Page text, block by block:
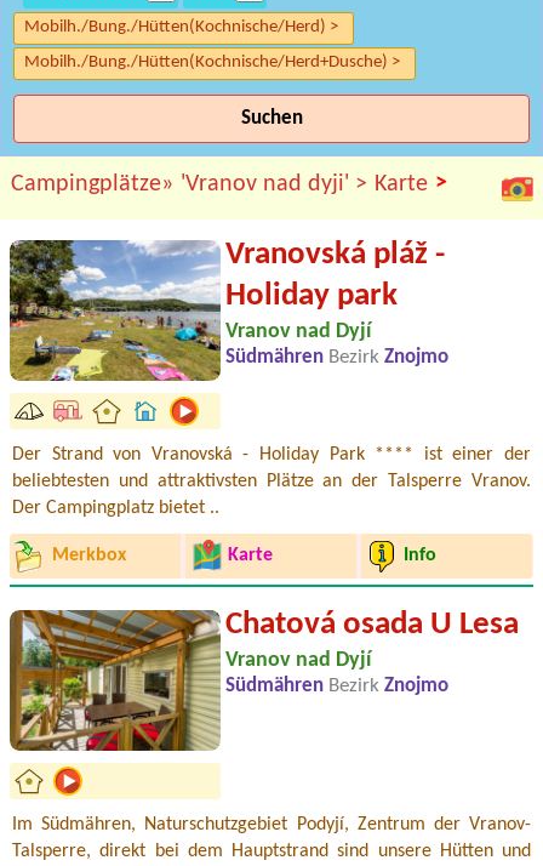
Mobilh./Bung./Hütten(Kochnische/Herd) >
Mobilh./Bung./Hütten(Kochnische/Herd+Dusche) >
Suchen
Campingplätze» 'Vranov nad dyji' > Karte >
Vranovská pláž -
Holiday park
Vranov nad Dyjí
Südmähren Bezirk Znojmo
Der Strand von Vranovská - Holiday Park **** ist einer der
beliebtesten und attraktivsten Plätze an der Talsperre Vranov.
Der Campingplatz bietet ..
Merkbox Karte Info
Chatová osada U Lesa
Vranov nad Dyjí
Südmähren Bezirk Znojmo
Im Südmähren, Naturschutzgebiet Podyjí, Zentrum der Vranov-
Talsperre, direkt bei dem Hauptstrand sind unsere Hütten und